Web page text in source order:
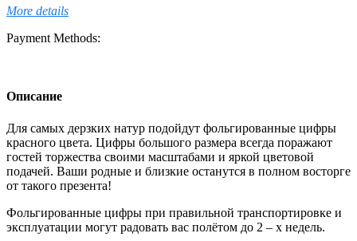
More details
Payment Methods:
Описание
Для самых дерзких натур подойдут фольгированные цифры
красного цвета. Цифры большого размера всегда поражают
гостей торжества своими масштабами и яркой цветовой
подачей. Ваши родные и близкие останутся в полном восторге
от такого презента!
Фольгированные цифры при правильной транспортировке и
эксплуатации могут радовать вас полётом до 2 – х недель.